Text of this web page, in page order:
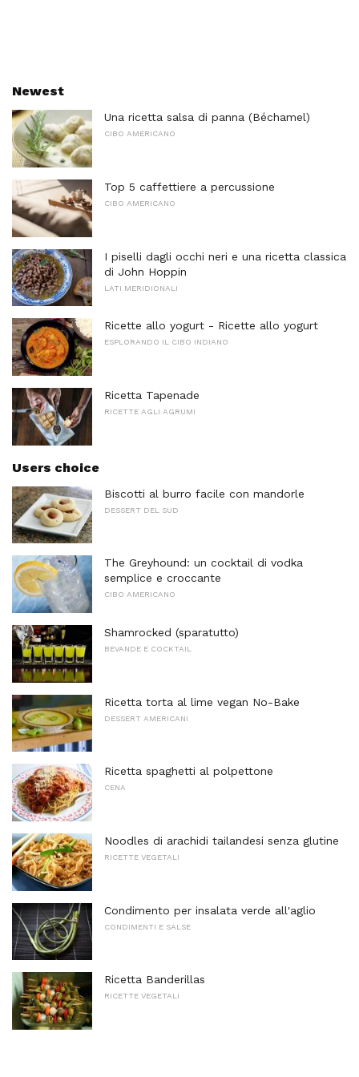
Newest
Una ricetta salsa di panna (Béchamel)
CIBO AMERICANO
Top 5 caffettiere a percussione
CIBO AMERICANO
I piselli dagli occhi neri e una ricetta classica
di John Hoppin
LATI MERIDIONALI
Ricette allo yogurt - Ricette allo yogurt
ESPLORANDO IL CIBO INDIANO
Ricetta Tapenade
RICETTE AGLI AGRUMI
Users choice
Biscotti al burro facile con mandorle
DESSERT DEL SUD
The Greyhound: un cocktail di vodka
semplice e croccante
CIBO AMERICANO
Shamrocked (sparatutto)
BEVANDE E COCKTAIL
Ricetta torta al lime vegan No-Bake
DESSERT AMERICANI
Ricetta spaghetti al polpettone
CENA
Noodles di arachidi tailandesi senza glutine
RICETTE VEGETALI
Condimento per insalata verde all'aglio
CONDIMENTI E SALSE
Ricetta Banderillas
RICETTE VEGETALI